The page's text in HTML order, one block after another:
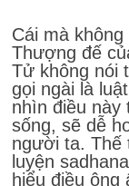
Cái mà
Thượng đế
Tử không nói
gọi ngài là
nhìn điều này
sống, sẽ dễ
người ta. Thế
luyện
hiểu điều